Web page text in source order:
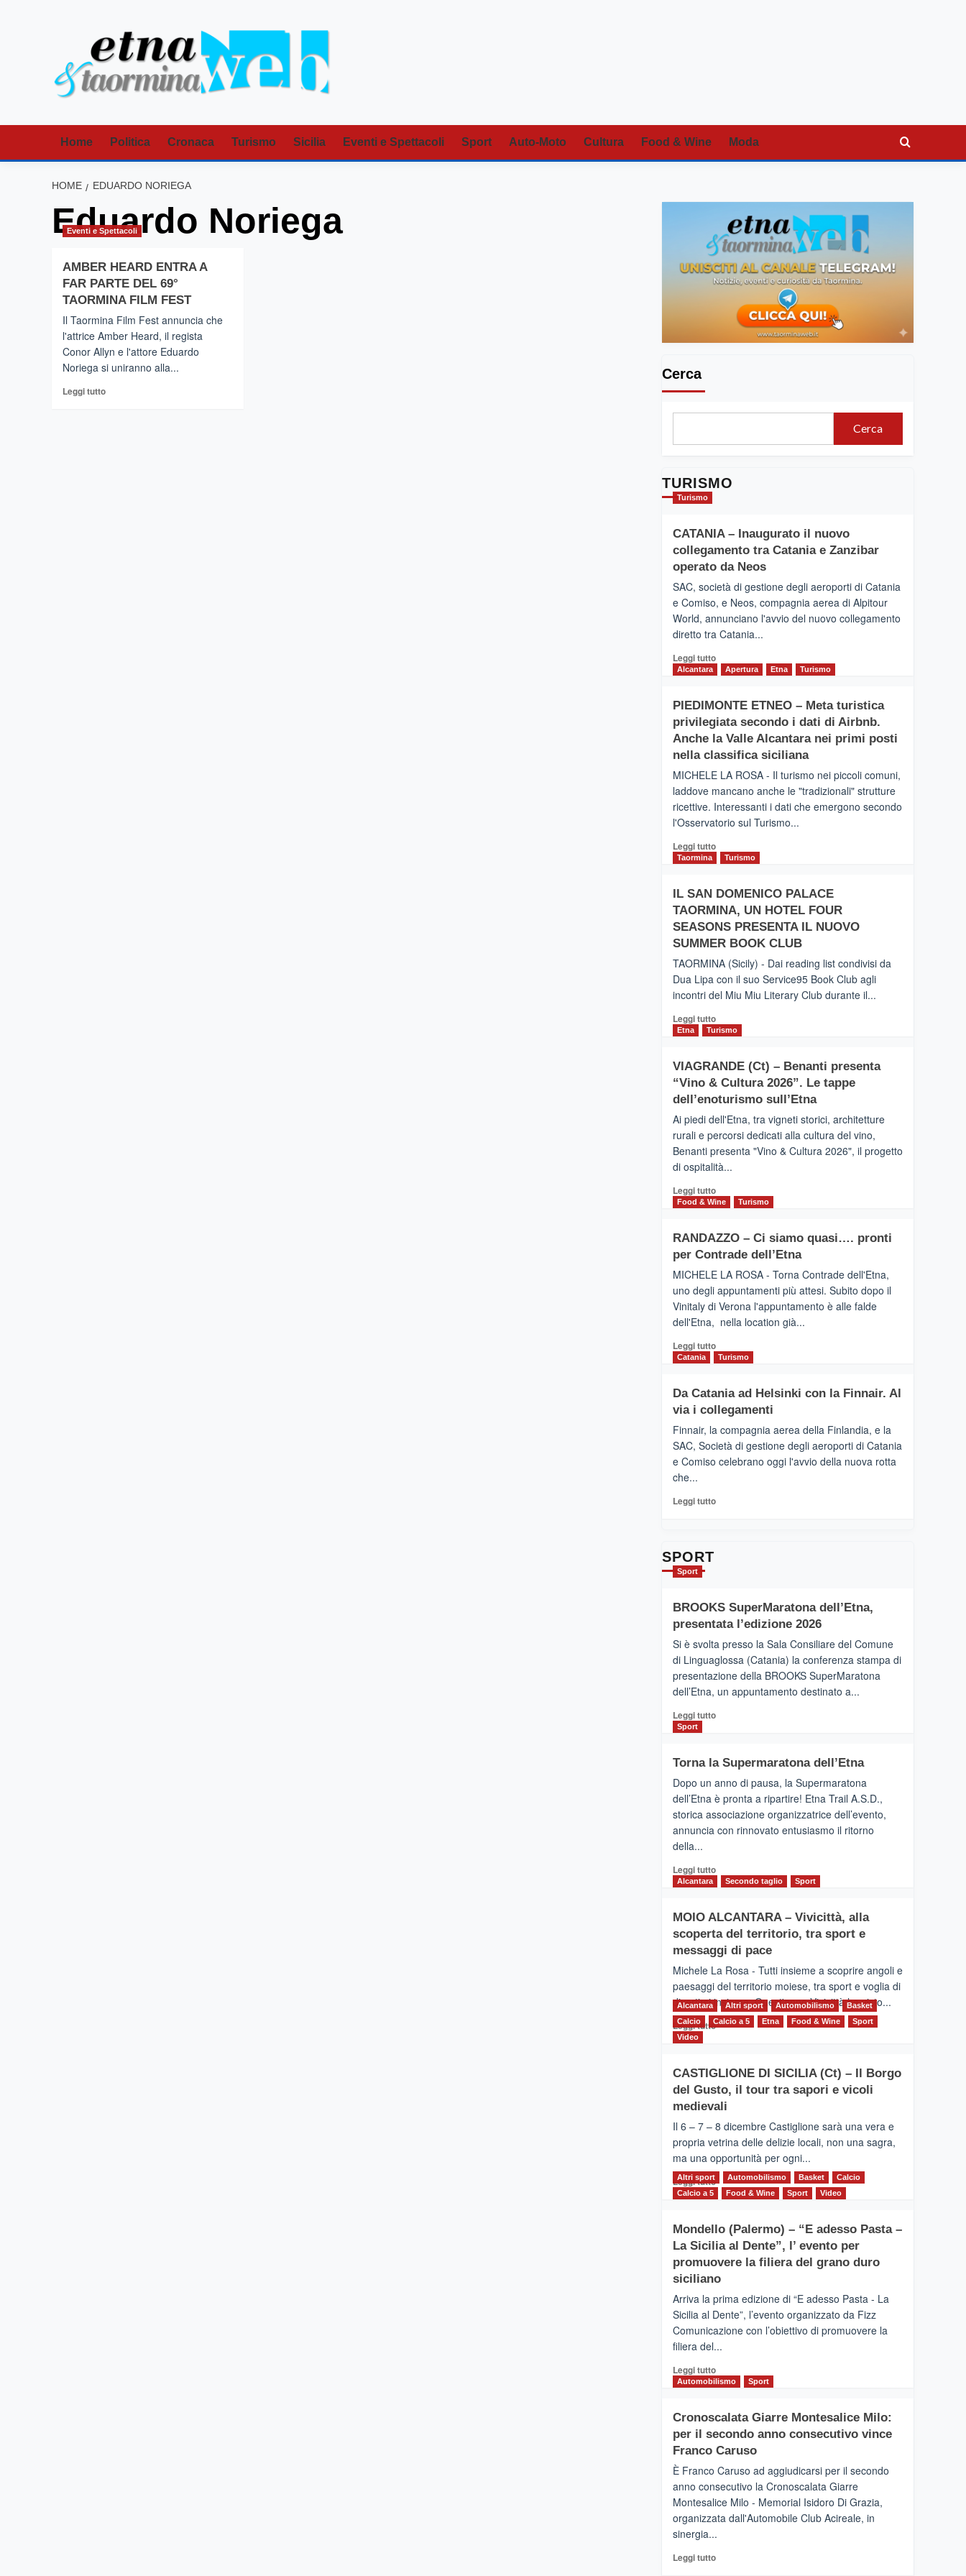
Home Politica Cronaca Turismo Sicilia Eventi e Spettacoli Sport Auto-Moto Cultura Food & Wine Moda
HOME EDUARDO NORIEGA
Eduardo Noriega
Eventi e Spettacoli
AMBER HEARD ENTRA A
FAR PARTE DEL 69°
TAORMINA FILM FEST
Il Taormina Film Fest annuncia che
l'attrice Amber Heard, il regista
Conor Allyn e l'attore Eduardo
Noriega si uniranno alla...
Leggi tuttoLeggi
Cerca
Cerca
TURISMO
Turismo
CATANIA – Inaugurato il nuovo
collegamento tra Catania e Zanzibar
operato da Neos
SAC, società di gestione degli aeroporti di Catania
e Comiso, e Neos, compagnia aerea di Alpitour
World, annunciano l'avvio del nuovo collegamento
diretto tra Catania...
Leggi tuttoLeggi
CATANIA
–
Inaugurato
il
collegamento
tra
Catania
e
operato
da
Alcantara Apertura Etna Turismo
PIEDIMONTE ETNEO – Meta turistica
privilegiata secondo i dati di Airbnb.
Anche la Valle Alcantara nei primi posti
nella classifica siciliana
MICHELE LA ROSA - Il turismo nei piccoli comuni,
laddove mancano anche le "tradizionali" strutture
ricettive. Interessanti i dati che emergono secondo
l'Osservatorio sul Turismo...
Leggi tuttoLeggi
PIEDIMONTE
ETNEO
–
Meta
privilegiata
secondo
i
di
Airbnb.
la
Valle
Alcantara
nei
primi
classifica
siciliana
Taormina Turismo
IL SAN DOMENICO PALACE
TAORMINA, UN HOTEL FOUR
SEASONS PRESENTA IL NUOVO
SUMMER BOOK CLUB
TAORMINA (Sicily) - Dai reading list condivisi da
Dua Lipa con il suo Service95 Book Club agli
incontri del Miu Miu Literary Club durante il...
Leggi tuttoLeggi
di
IL
SAN
DOMENICO
TAORMINA,
UN
HOTEL
FOUR
PRESENTA
IL
SUMMER
BOOK
CLUB
Etna Turismo
VIAGRANDE (Ct) – Benanti presenta
“Vino & Cultura 2026”. Le tappe
dell’enoturismo sull’Etna
Ai piedi dell'Etna, tra vigneti storici, architetture
rurali e percorsi dedicati alla cultura del vino,
Benanti presenta "Vino & Cultura 2026", il progetto
di ospitalità...
Leggi tuttoLeggi
di
VIAGRANDE
(Ct)
–
presenta
“Vino
&
2026”.
Le
dell’enoturismo
sull’Etna
Food & Wine Turismo
RANDAZZO – Ci siamo quasi…. pronti
per Contrade dell’Etna
MICHELE LA ROSA - Torna Contrade dell'Etna,
uno degli appuntamenti più attesi. Subito dopo il
Vinitaly di Verona l'appuntamento è alle falde
dell'Etna, nella location già...
Leggi tuttoLeggi
di
RANDAZZO
–
siamo
quasi….
pronti
dell’Etna
Catania Turismo
Da Catania ad Helsinki con la Finnair. Al
via i collegamenti
Finnair, la compagnia aerea della Finlandia, e la
SAC, Società di gestione degli aeroporti di Catania
e Comiso celebrano oggi l'avvio della nuova rotta
che...
Leggi tuttoLeggi
con
la
Al
via
i
collegamenti
SPORT
Sport
BROOKS SuperMaratona dell’Etna,
presentata l’edizione 2026
Si è svolta presso la Sala Consiliare del Comune
di Linguaglossa (Catania) la conferenza stampa di
presentazione della BROOKS SuperMaratona
dell’Etna, un appuntamento destinato a...
Leggi tuttoLeggi
BROOKS
SuperMaratona
dell’Etna,
presentata
l’edizione
2026
Sport
Torna la Supermaratona dell’Etna
Dopo un anno di pausa, la Supermaratona
dell’Etna è pronta a ripartire! Etna Trail A.S.D.,
storica associazione organizzatrice dell’evento,
annuncia con rinnovato entusiasmo il ritorno
della...
Leggi tuttoLeggi
Torna
la
Supermaratona
Alcantara Secondo taglio Sport
MOIO ALCANTARA – Vivicittà, alla
scoperta del territorio, tra sport e
messaggi di pace
Michele La Rosa - Tutti insieme a scoprire angoli e
paesaggi del territorio moiese, tra sport e voglia di
divertirsi insieme. Quest'anno Vivicittà ha visto...
Leggi tuttoLeggi
MOIO
ALCANTARA
–
alla
scoperta
del
territorio,
tra
sport
messaggi
di
Alcantara Altri sport Automobilismo
Basket
Calcio
Calcio a 5 Etna Food & Wine
Sport
Video
CASTIGLIONE DI SICILIA (Ct) – Il Borgo
del Gusto, il tour tra sapori e vicoli
medievali
Il 6 – 7 – 8 dicembre Castiglione sarà una vera e
propria vetrina delle delizie locali, non una sagra,
ma una opportunità per ogni...
Leggi tuttoLeggi
CASTIGLIONE
DI
SICILIA
(Ct)
Il
Borgo
del
tour
tra
vicoli
medievali
Altri sport Automobilismo Basket
Calcio
Calcio a 5
Food & Wine Sport Video
Mondello (Palermo) – “E adesso Pasta –
La Sicilia al Dente”, l’ evento per
promuovere la filiera del grano duro
siciliano
Arriva la prima edizione di “E adesso Pasta - La
Sicilia al Dente”, l’evento organizzato da Fizz
Comunicazione con l’obiettivo di promuovere la
filiera del...
Leggi tuttoLeggi
di
Mondello
(Palermo)
–
adesso
Pasta
–
La
Dente”,
Automobilismo Sport
Cronoscalata Giarre Montesalice Milo:
per il secondo anno consecutivo vince
Franco Caruso
È Franco Caruso ad aggiudicarsi per il secondo
anno consecutivo la Cronoscalata Giarre
Montesalice Milo - Memorial Isidoro Di Grazia,
organizzata dall'Automobile Club Acireale, in
sinergia...
Leggi tuttoLeggi